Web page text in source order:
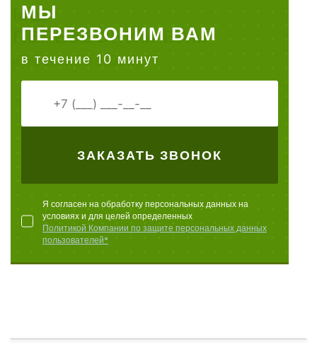
МЫ
ПЕРЕЗВОНИМ ВАМ
в течение 10 минут
ЗАКАЗАТЬ ЗВОНОК
Я согласен на обработку персональных данных на
условиях и для целей определенных
Политикой Компании по защите персональных данных
пользователей*